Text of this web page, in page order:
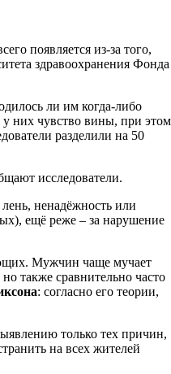
появляется из-за того,
здравоохранения Фонда
ли им когда-либо
них чувство вины, при этом
разделили на 50
исследователи.
ненадёжность или
ещё реже – за нарушение
Мужчин чаще мучает
также сравнительно часто
а: согласно его теории,
только тех причин,
на всех жителей